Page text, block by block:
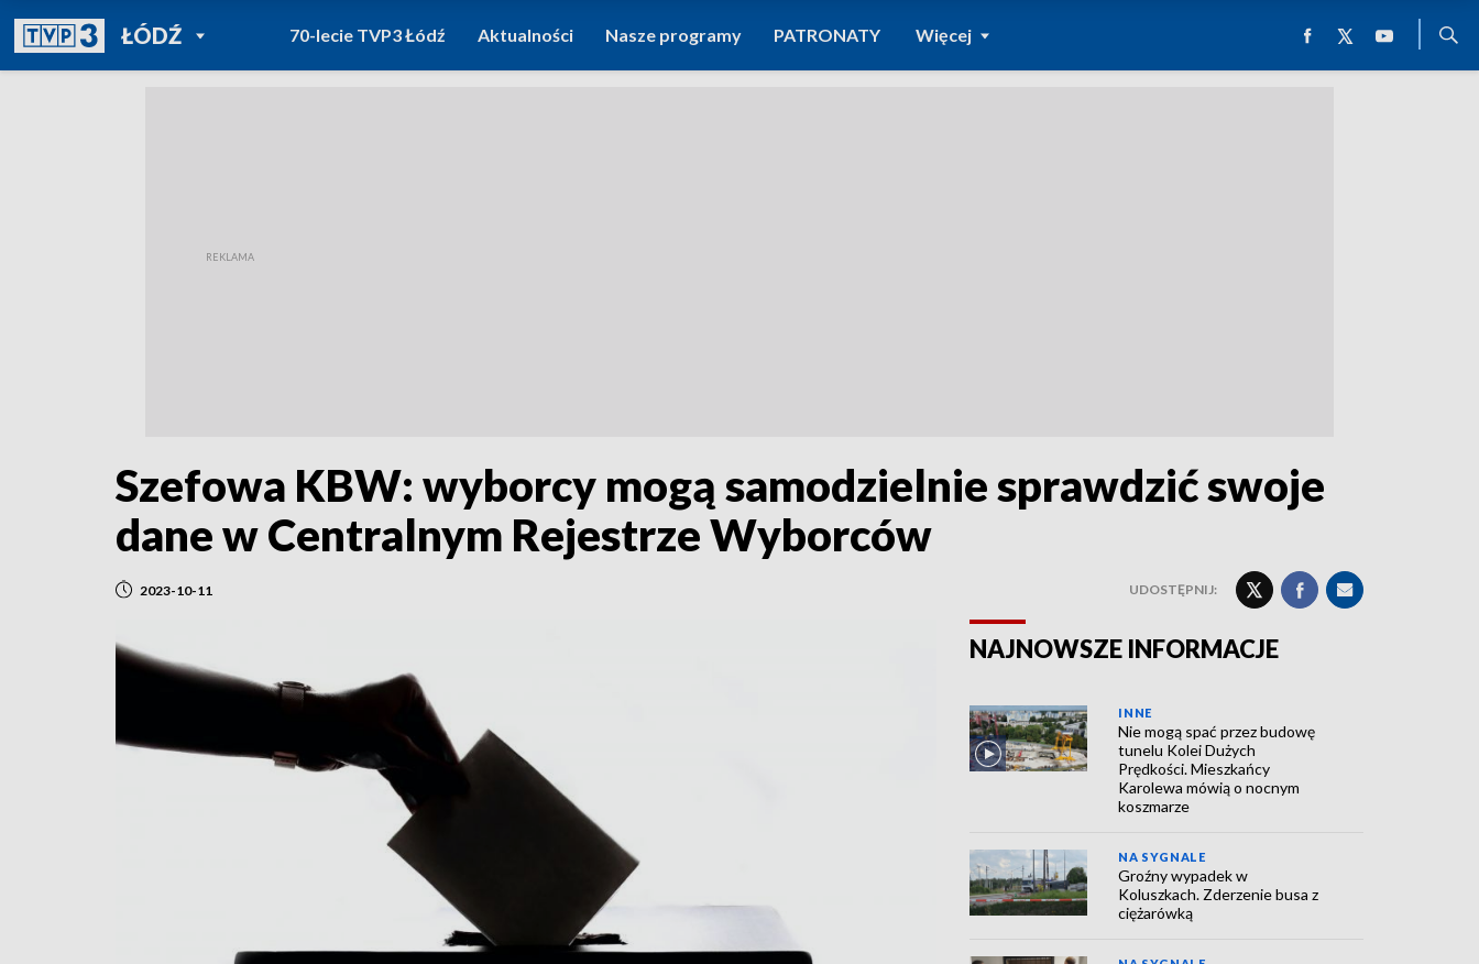
ŁÓDŹPOWRÓT DO
TVP REGIONY
70-lecie TVP3 Łódź Aktualności Nasze programy PATRONATY Więcej
Szefowa KBW: wyborcy mogą samodzielnie sprawdzić swoje
dane w Centralnym Rejestrze Wyborców
2023-10-11 UDOSTĘPNIJ:
NAJNOWSZE INFORMACJE
INNE
Nie mogą spać przez budowę
tunelu Kolei Dużych
Prędkości. Mieszkańcy
Karolewa mówią o nocnym
koszmarze
NA SYGNALE
Groźny wypadek w
Koluszkach. Zderzenie busa z
ciężarówką